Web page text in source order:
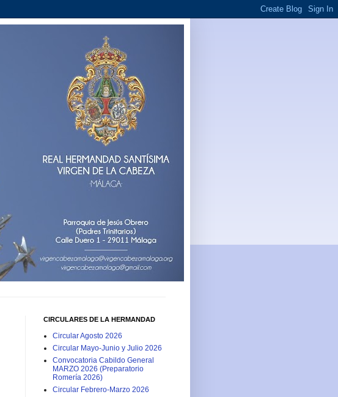
CIRCULARES DE LA HERMANDAD
Circular Agosto 2026
Circular Mayo-Junio y Julio 2026
Convocatoria Cabildo General
MARZO 2026 (Preparatorio
Romería 2026)
Circular Febrero-Marzo 2026